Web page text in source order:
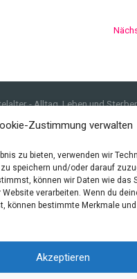
Zustimmung verwalten
zu bieten, verwenden wir
speichern und/oder darauf
können wir Daten wie das
verarbeiten. Wenn du
können bestimmte Merkmale und
Akzeptieren
- Alltag, Leben und
Impressum
Quellen
Index